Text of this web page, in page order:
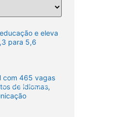
e eleva
para 5,6
com 465 vagas
de idiomas,